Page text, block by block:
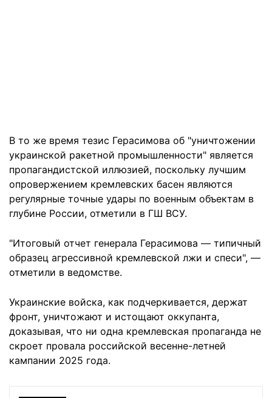
В то же время тезис Герасимова об "уничтожении
украинской ракетной промышленности" является
пропагандистской иллюзией, поскольку лучшим
опровержением кремлевских басен являются
регулярные точные удары по военным объектам в
глубине России, отметили в ГШ ВСУ.
"Итоговый отчет генерала Герасимова — типичный
образец агрессивной кремлевской лжи и спеси", —
отметили в ведомстве.
Украинские войска, как подчеркивается, держат
фронт, уничтожают и истощают оккупанта,
доказывая, что ни одна кремлевская пропаганда не
скроет провала российской весенне-летней
кампании 2025 года.